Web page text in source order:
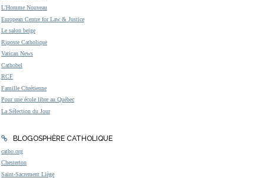
L'Homme Nouveau
European Centre for Law & Justice
Le salon beige
Riposte Catholique
Vatican News
Cathobel
RCF
Famille Chrétienne
Pour une école libre au Québec
La Sélection du Jour
BLOGOSPHÈRE CATHOLIQUE
catho.org
Chesterton
Saint-Sacrement Liège